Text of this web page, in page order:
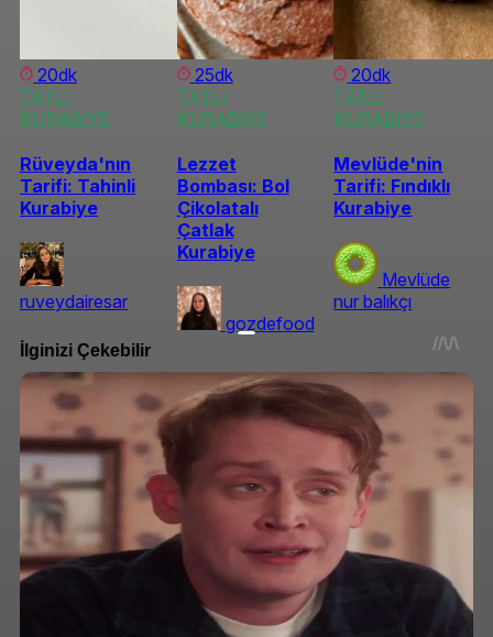
20dk
TATLI
KURABİYE
Rüveyda'nın
Tarifi: Tahinli
Kurabiye
ruveydairesar
25dk
TATLI
KURABİYE
Lezzet
Bombası: Bol
Çikolatalı
Çatlak
Kurabiye
gozdefood
20dk
TATLI
KURABİYE
Mevlüde'nin
Tarifi: Fındıklı
Kurabiye
Mevlüde
nur balıkçı